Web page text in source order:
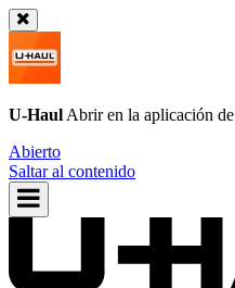
U-Haul Abrir en la aplicación de
Abierto
Saltar al contenido